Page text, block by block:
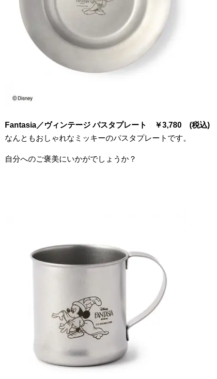
Fantasia／ヴィンテージ パスタプレート ￥3,780 (税込)
なんともおしゃれなミッキーのパスタプレートです。
自分へのご褒美にいかがでしょうか？